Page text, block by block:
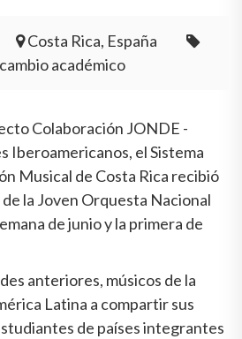
Costa Rica, España
académico
Colaboración JONDE -
Iberoamericanos, el Sistema
Musical de Costa Rica recibió
la Joven Orquesta Nacional
de junio y la primera de
anteriores, músicos de la
Latina a compartir sus
de países integrantes